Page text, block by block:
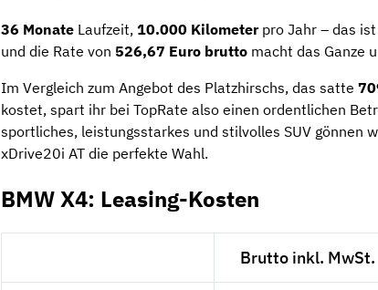
36 Monate Laufzeit, 10.000 Kilometerpro Jahr – das ist
und die Rate von 526,67 Euro brutto macht das Ganze
Im Vergleich zum Angebot des Platzhirschs, das satte
kostet, spart ihr bei TopRate also einen ordentlichen
sportliches, leistungsstarkes und stilvolles SUV gönnen
xDrive20i AT die perfekte Wahl.
BMW X4: Leasing-Kosten
Brutto inkl. MwSt.